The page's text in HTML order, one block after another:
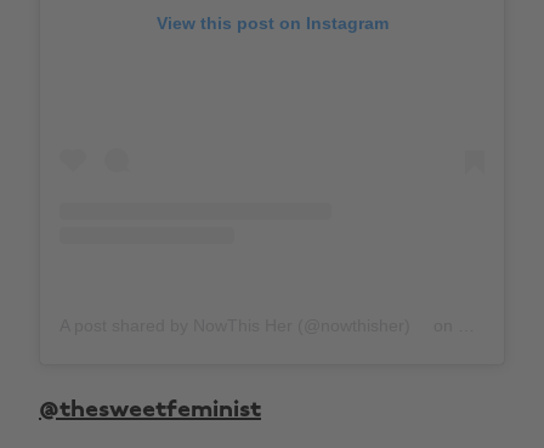
View this post on Instagram
@thesweetfeminist